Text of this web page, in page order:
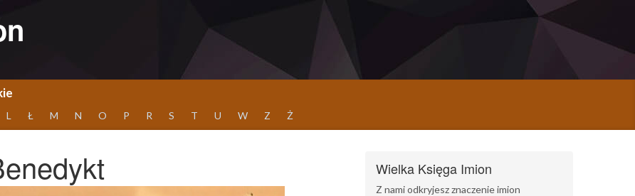
L Ł M N O P R S T U W Z Ż
Wielka Księga Imion
Z nami odkryjesz znaczenie imion